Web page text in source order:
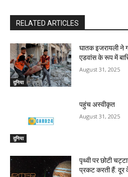
RELATED ARTICLES
दुनिया
घातक इजरायली ने
एडवांस के रूप में
August 31, 2025
दुनिया
पहुंच अस्वीकृत
August 31, 2025
पृथ्वी पर छोटी
प्रकट करती हैं: दूर